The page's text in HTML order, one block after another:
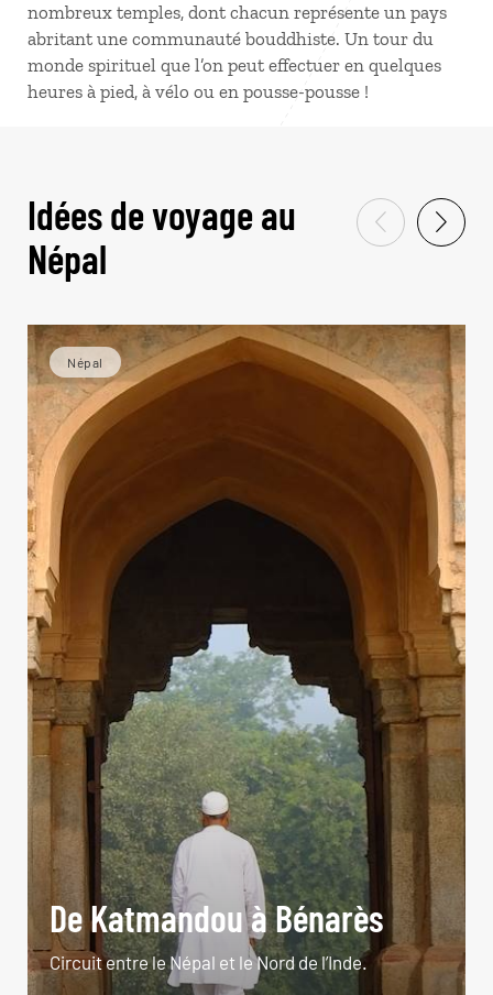
nombreux temples, dont chacun représente un pays
abritant une communauté bouddhiste. Un tour du
monde spirituel que l’on peut effectuer en quelques
heures à pied, à vélo ou en pousse-pousse !
Idées de voyage au
Népal
Népal
De Katmandou à Bénarès
Circuit entre le Népal et le Nord de l’Inde.